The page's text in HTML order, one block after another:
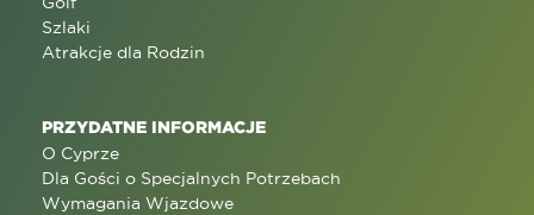
Szlaki
Atrakcje dla Rodzin
PRZYDATNE INFORMACJE
O Cyprze
Dla Gości o Specjalnych Potrzebach
Wymagania Wjazdowe